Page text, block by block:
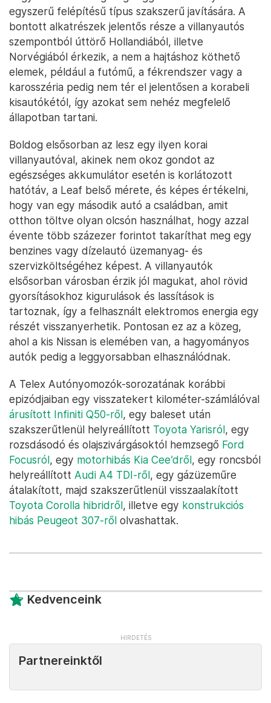
egyszerű felépítésű típus szakszerű javítására. A
bontott alkatrészek jelentős része a villanyautós
szempontból úttörő Hollandiából, illetve
Norvégiából érkezik, a nem a hajtáshoz köthető
elemek, például a futómű, a fékrendszer vagy a
karosszéria pedig nem tér el jelentősen a korabeli
kisautókétól, így azokat sem nehéz megfelelő
állapotban tartani.
Boldog elsősorban az lesz egy ilyen korai
villanyautóval, akinek nem okoz gondot az
egészséges akkumulátor esetén is korlátozott
hatótáv, a Leaf belső mérete, és képes értékelni,
hogy van egy második autó a családban, amit
otthon töltve olyan olcsón használhat, hogy azzal
évente több százezer forintot takaríthat meg egy
benzines vagy dízelautó üzemanyag- és
szervizköltségéhez képest. A villanyautók
elsősorban városban érzik jól magukat, ahol rövid
gyorsításokhoz kigurulások és lassítások is
tartoznak, így a felhasznált elektromos energia egy
részét visszanyerhetik. Pontosan ez az a közeg,
ahol a kis Nissan is elemében van, a hagyományos
autók pedig a leggyorsabban elhasználódnak.
A Telex Autónyomozók-sorozatának korábbi
epizódjaiban egy visszatekert kilométer-számlálóval
árusított Infiniti Q50-ről, egy baleset után
szakszerűtlenül helyreállított Toyota Yarisról, egy
rozsdásodó és olajszivárgásoktól hemzsegő Ford
Focusról, egy motorhibás Kia Cee’dről, egy roncsból
helyreállított Audi A4 TDI-ről, egy gázüzeműre
átalakított, majd szakszerűtlenül visszaalakított
Toyota Corolla hibridről, illetve egy konstrukciós
hibás Peugeot 307-ről olvashattak.
Kedvenceink
Partnereinktől